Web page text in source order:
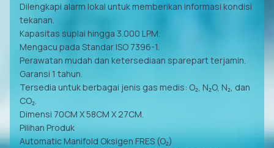
Dilengkapi alarm lokal untuk memberikan informasi kondisi
tekanan.
Kapasitas suplai hingga 3.000 LPM.
Mengacu pada Standar ISO 7396-1.
Perawatan mudah dan ketersediaan sparepart terjamin.
Garansi 1 tahun.
Tersedia untuk berbagai jenis gas medis: O₂, N₂O, N₂, dan
CO₂.
Dimensi 70CM X 58CM X 27CM.
Pilihan Produk
Automatic Manifold Oksigen FRES (O₂)